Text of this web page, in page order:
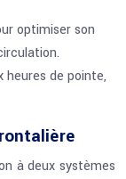
optimiser son
heures de pointe,
à deux systèmes